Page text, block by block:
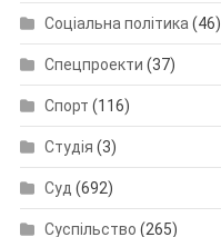
Соціальна політика (46)
Спецпроекти (37)
Спорт (116)
Студія (3)
Суд (692)
Суспільство (265)